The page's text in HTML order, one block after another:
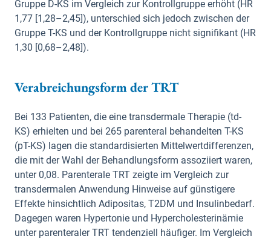
Gruppe D-KS im Vergleich zur Kontrollgruppe erhöht (HR
1,77 [1,28–2,45]), unterschied sich jedoch zwischen der
Gruppe T-KS und der Kontrollgruppe nicht signifikant (HR
1,30 [0,68–2,48]).
Verabreichungsform der TRT
Bei 133 Patienten, die eine transdermale Therapie (td-
KS) erhielten und bei 265 parenteral behandelten T-KS
(pT-KS) lagen die standardisierten Mittelwertdifferenzen,
die mit der Wahl der Behandlungsform assoziiert waren,
unter 0,08. Parenterale TRT zeigte im Vergleich zur
transdermalen Anwendung Hinweise auf günstigere
Effekte hinsichtlich Adipositas, T2DM und Insulinbedarf.
Dagegen waren Hypertonie und Hypercholesterinämie
unter parenteraler TRT tendenziell häufiger. Im Vergleich